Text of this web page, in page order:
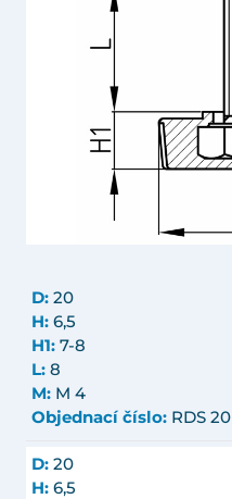
D: 20
H: 6,5
H1: 7-8
L: 8
M: M 4
Objednací číslo: RDS
D: 20
H: 6,5